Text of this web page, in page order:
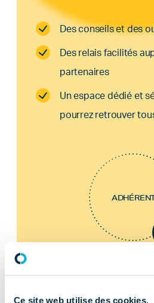
Ce site web utilise des cookies.
Des conseils et des
Des relais facilités
partenaires
Un espace dédié et
pourrez retrouver